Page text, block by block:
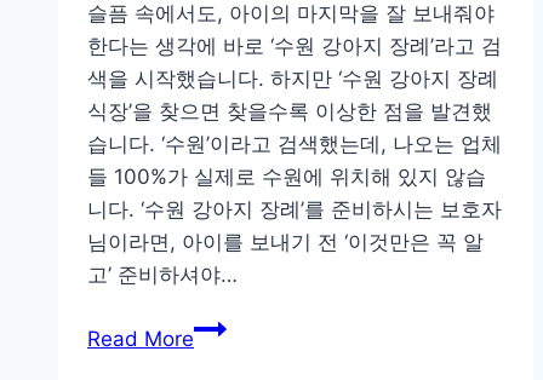
굿
바
이
엔
젤,
진
심
의
후
기
슬픔 속에서도, 아이의 마지막을 잘 보내줘야
한다는 생각에 바로 ‘수원 강아지 장례’라고 검
색을 시작했습니다. 하지만 ‘수원 강아지 장례
식장’을 찾으면 찾을수록 이상한 점을 발견했
습니다. ‘수원’이라고 검색했는데, 나오는 업체
들 100%가 실제로 수원에 위치해 있지 않습
니다. ‘수원 강아지 장례’를 준비하시는 보호자
님이라면, 아이를 보내기 전 ‘이것만은 꼭 알
고’ 준비하셔야…
Read More수